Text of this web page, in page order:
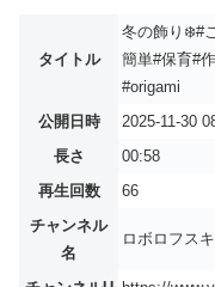
タイトル
冬の飾り❄️#
簡単#保育#
#origami
公開日時
2025-11-30
長さ
00:58
再生回数
66
チャンネル
名
ロボロフス